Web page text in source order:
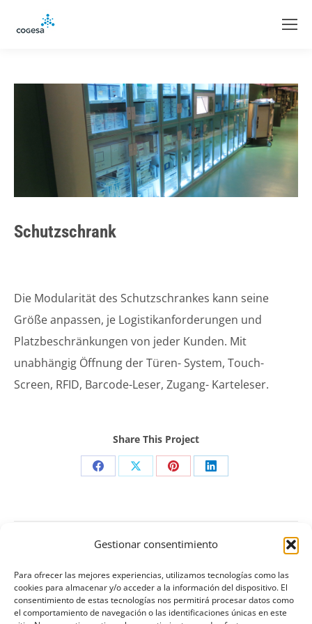
Gestionar consentimiento
Para ofrecer las mejores experiencias, utilizamos tecnologías como las
cookies para almacenar y/o acceder a la información del dispositivo. El
consentimiento de estas tecnologías nos permitirá procesar datos como
el comportamiento de navegación o las identificaciones únicas en este
Schutzschrank
Die Modularität des Schutzschrankes kann seine
Größe anpassen, je Logistikanforderungen und
Platzbeschränkungen von jeder Kunden. Mit
unabhängig Öffnung der Türen- System, Touch-
Screen, RFID, Barcode-Leser, Zugang- Karteleser.
Share This Project
Teilen
Facebook
Teilen
X
Teilen
Pinterest
Teilen
LinkedIn
Project
ZURÜCK
Previous
project:
Gesundheit Material Management Unit
NÄCHSTES